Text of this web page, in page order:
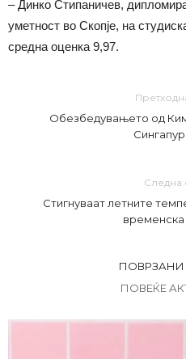
– Динко Стипаничев,
уметност во Скопје, на
средна оценка 9,97.
Обезбедувањето од Ким
Следна
Стигнуваат летните
временска
ПОВРЗАНИ
ПОВЕЌЕ